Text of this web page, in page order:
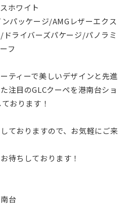
ホワイト
パッケージ/AMGレザーエクス
ライバーズパケージ/パノラミ
フ
ティーで美しいデザインと先進
注目のGLCクーペを港南台ショ
おります！
ておりますので、お気軽にご来
待ちしております！
台